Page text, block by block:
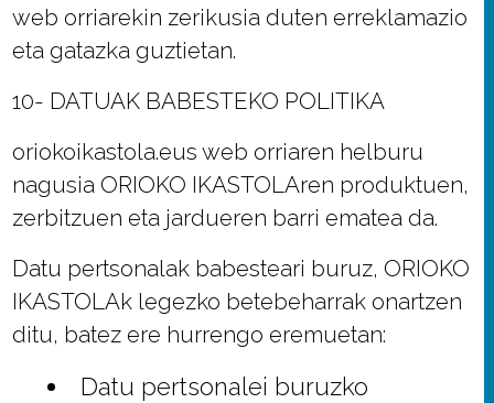
web orriarekin zerikusia duten erreklamazio
eta gatazka guztietan.
10- DATUAK BABESTEKO POLITIKA
oriokoikastola.eus web orriaren helburu
nagusia ORIOKO IKASTOLAren produktuen,
zerbitzuen eta jardueren barri ematea da.
Datu pertsonalak babesteari buruz, ORIOKO
IKASTOLAk legezko betebeharrak onartzen
ditu, batez ere hurrengo eremuetan:
Datu pertsonalei buruzko